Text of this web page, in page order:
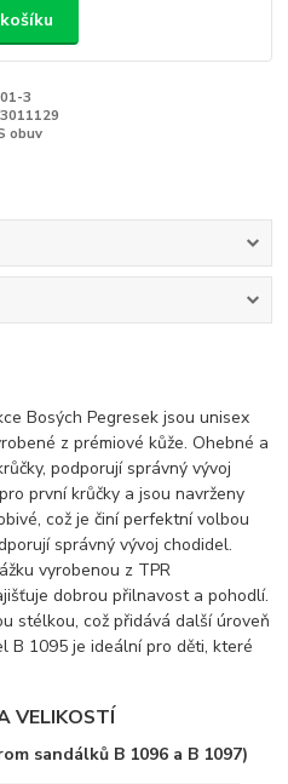
3
obuv
Bosých Pegresek jsou unisex
z prémiové kůže. Ohebné a
podporují správný vývoj
první krůčky a jsou navrženy
což je činí perfektní volbou
správný vývoj chodidel.
vyrobenou z TPR
dobrou přilnavost a pohodlí.
stélkou, což přidává další úroveň
B 1095 je ideální pro děti, které
VELIKOSTÍ
sandálků B 1096 a B 1097)